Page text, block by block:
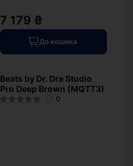
7 179 ₴
До кошика
Beats by Dr. Dre Studio
Pro Deep Brown (MQTT3)
0